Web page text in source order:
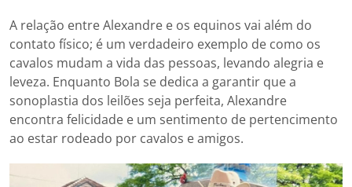
A relação entre Alexandre e os equinos vai além do
contato físico; é um verdadeiro exemplo de como os
cavalos mudam a vida das pessoas, levando alegria e
leveza. Enquanto Bola se dedica a garantir que a
sonoplastia dos leilões seja perfeita, Alexandre
encontra felicidade e um sentimento de pertencimento
ao estar rodeado por cavalos e amigos.